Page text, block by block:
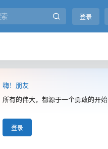
登录
嗨！朋友
所有的伟大，都源于一个勇敢的开始
登录